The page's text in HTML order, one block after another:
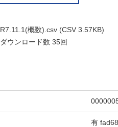
R7.11.1(概数).csv (CSV 3.57KB)
ダウンロード数 35回
有